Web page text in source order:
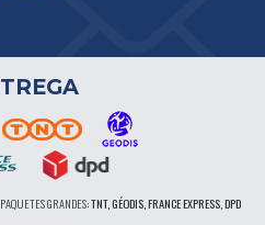
PAQUETES GRANDES:TNT, GÉODIS, FRANCE EXPRESS, DPD